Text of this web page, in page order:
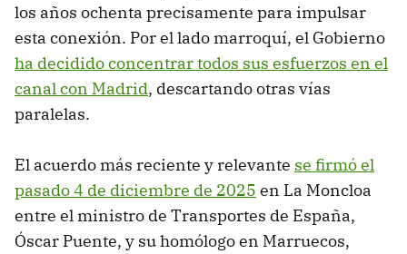
los años ochenta precisamente para impulsar
esta conexión. Por el lado marroquí, el Gobierno
ha decidido concentrar todos sus esfuerzos en el
canal con Madrid, descartando otras vías
paralelas.
El acuerdo más reciente y relevante se firmó el
pasado 4 de diciembre de 2025 en La Moncloa
entre el ministro de Transportes de España,
Óscar Puente, y su homólogo en Marruecos,